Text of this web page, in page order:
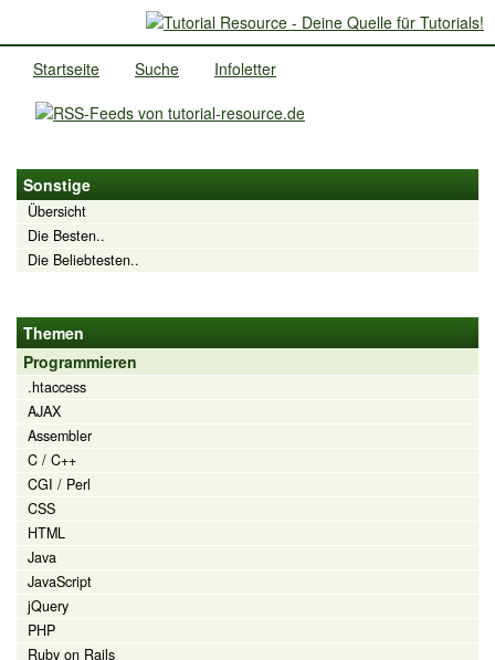
Startseite Suche Infoletter
Sonstige
Übersicht
Die Besten..
Die Beliebtesten..
Themen
Programmieren
.htaccess
AJAX
Assembler
C / C++
CGI / Perl
CSS
HTML
Java
JavaScript
jQuery
PHP
Ruby on Rails